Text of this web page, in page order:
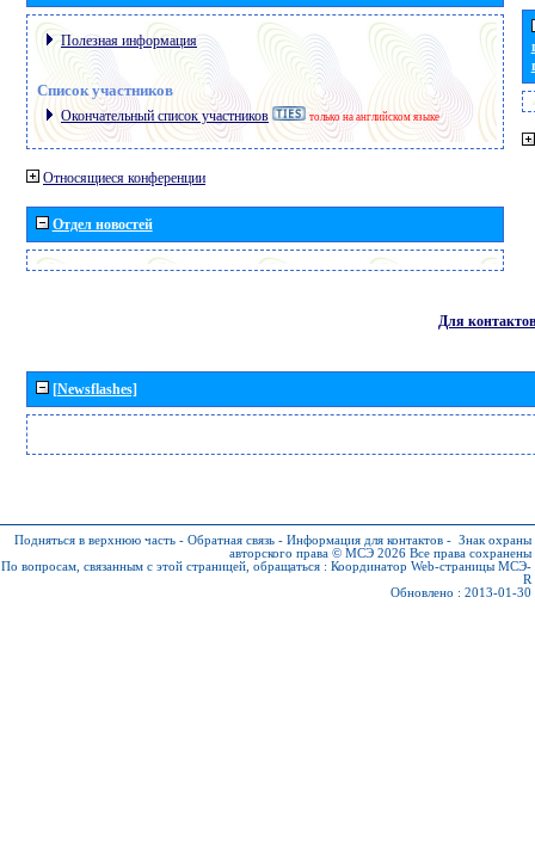
Полезная информация
Список участников
Окончательный список участников только на английском языке
Относящиеся конференции
Отдел новостей
Для контактов
[Newsflashes]
Подняться в верхнюю часть - Обратная связь - Информация для контактов - Знак охраны
авторского права © МСЭ 2026 Все права сохранены
По вопросам, связанным с этой страницей, обращаться : Координатор Web-страницы МСЭ-
R
Обновлено : 2013-01-30